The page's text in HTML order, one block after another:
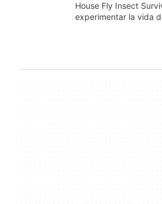
House Fly Insect
experimentar la vida